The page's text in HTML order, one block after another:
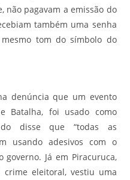
não pagavam a emissão do
também uma senha
tom do símbolo do
denúncia que um evento
Batalha, foi usado como
disse que “todas as
usando adesivos com o
Já em Piracuruca,
eleitoral, vestiu uma